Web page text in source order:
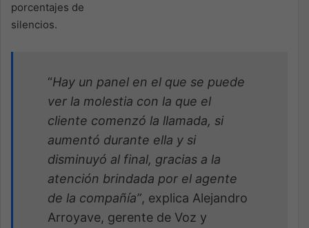
porcentajes de
silencios.
“Hay un panel en el que se puede
ver la molestia con la que el
cliente comenzó la llamada, si
aumentó durante ella y si
disminuyó al final, gracias a la
atención brindada por el agente
de la compañía”, explica Alejandro
Arroyave, gerente de Voz y